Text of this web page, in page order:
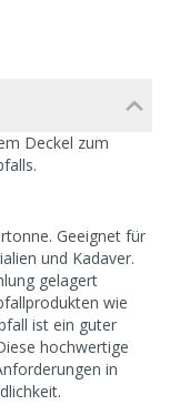
Deckel zum
Geeignet für
und Kadaver.
gelagert
wie
ist ein guter
hochwertige
in